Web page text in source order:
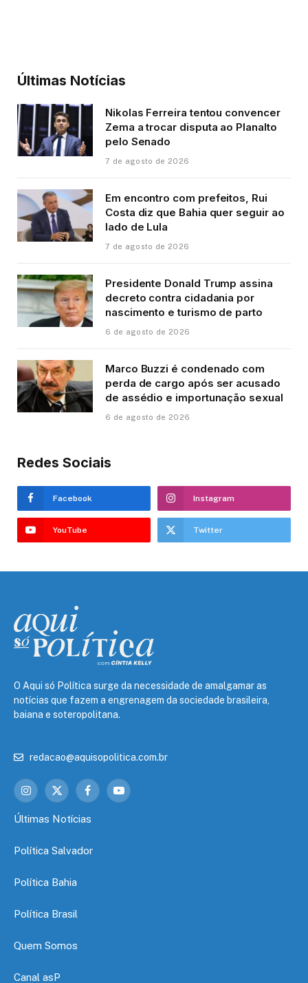
Últimas Notícias
Nikolas Ferreira tentou convencer
Zema a trocar disputa ao Planalto
pelo Senado
7 de agosto de 2026
Em encontro com prefeitos, Rui
Costa diz que Bahia quer seguir ao
lado de Lula
7 de agosto de 2026
Presidente Donald Trump assina
decreto contra cidadania por
nascimento e turismo de parto
6 de agosto de 2026
Marco Buzzi é condenado com
perda de cargo após ser acusado
de assédio e importunação sexual
6 de agosto de 2026
Redes Sociais
Facebook Instagram
YouTube Twitter
O Aqui só Política surge da necessidade de amalgamar as
notícias que fazem a engrenagem da sociedade brasileira,
baiana e soteropolitana.
redacao@aquisopolitica.com.br
Instagram
X
FacebookYouTube
Últimas Notícias
Política Salvador
Política Bahia
Política Brasil
Quem Somos
Canal asP